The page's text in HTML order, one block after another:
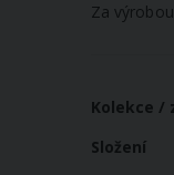
Za
Více
Kolekce /
Složení